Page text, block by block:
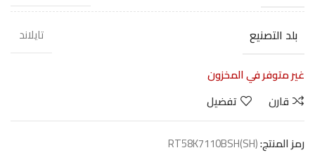
بلد التصنيع
تايلاند
غير متوفر في المخزون
قارن
تفضيل
رمز المنتج:RT58K7110BSH(SH)